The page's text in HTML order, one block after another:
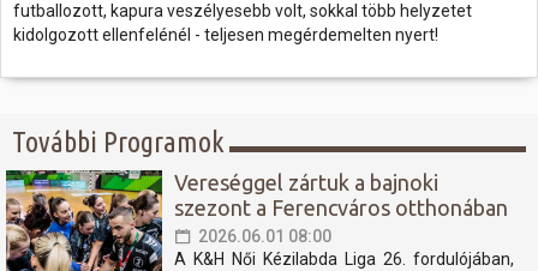
futballozott, kapura veszélyesebb volt, sokkal több helyzetet
kidolgozott ellenfelénél - teljesen megérdemelten nyert!
További Programok
Vereséggel zártuk a bajnoki
szezont a Ferencváros otthonában
2026.06.01 08:00
A K&H Női Kézilabda Liga 26. fordulójában,